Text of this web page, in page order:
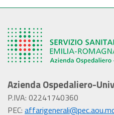
Azienda Ospedaliero-
P.IVA: 02241740360
PEC: